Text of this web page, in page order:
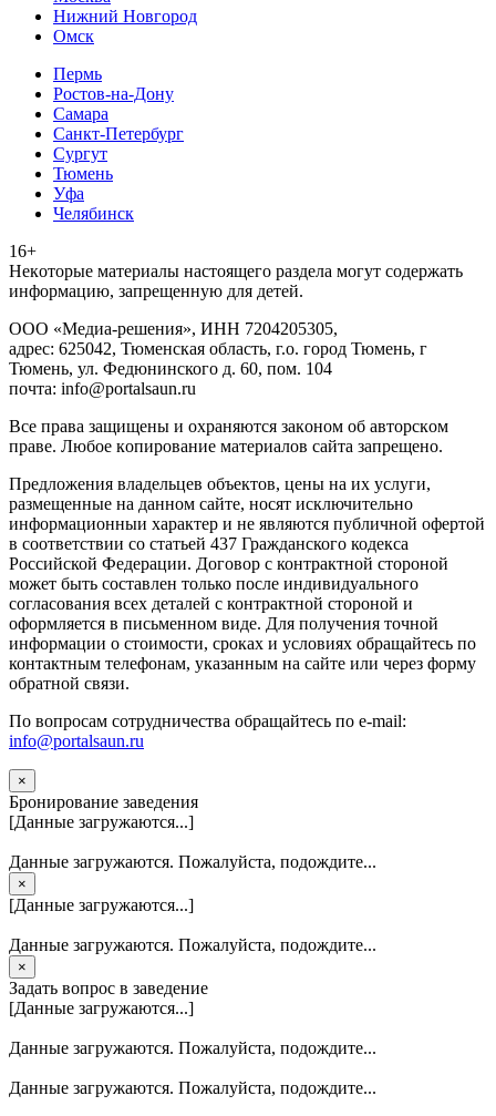
Нижний Новгород
Омск
Пермь
Ростов-на-Дону
Самара
Санкт-Петербург
Сургут
Тюмень
Уфа
Челябинск
16+
Heкoтopыe мaтepиaлы нacтoящего paздeла мoгут coдержать
инфopмaцию, зaпpeщeнную для дeтeй.
ООО «Медиа-решения», ИНН 7204205305,
адрес: 625042, Тюменская область, г.о. город Тюмень, г
Тюмень, ул. Федюнинского д. 60, пом. 104
почта: info@portalsaun.ru
Вce прaвa зaщищeны и oxpaняютcя зaкoнoм oб aвтopcкoм
прaве. Любoe кoпиpoвaниe мaтepиaлов caйтa зaпpeщeнo.
Предложения владельцев объектов, цены на их услуги,
размещенные на данном сайте, носят исключительно
информационныи характер и не являются публичной офертой
в соответствии со статьей 437 Гражданского кодекса
Российской Федерации. Договор с контрактной стороной
может быть составлен только после индивидуального
согласования всех деталей с контрактной стороной и
оформляется в письменном виде. Для получения точной
информации о стоимости, сроках и условиях обращайтесь по
контактным телефонам, указанным на сайте или через форму
обратной связи.
По вопросам сотрудничества обращайтесь по e-mail:
info@portalsaun.ru
×
Бронирование заведения
[Данные загружаются...]
Данные загружаются. Пожалуйста, подождите...
×
[Данные загружаются...]
Данные загружаются. Пожалуйста, подождите...
×
Задать вопрос в заведение
[Данные загружаются...]
Данные загружаются. Пожалуйста, подождите...
Данные загружаются. Пожалуйста, подождите...